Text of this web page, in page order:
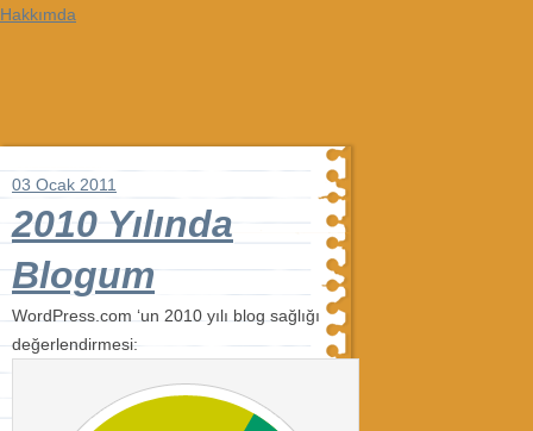
Hakkımda
03 Ocak 2011
2010 Yılında
Blogum
WordPress.com ‘un 2010 yılı blog sağlığı
değerlendirmesi: